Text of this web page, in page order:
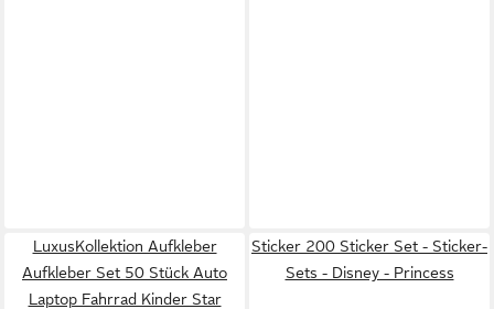
LuxusKollektion Aufkleber
Aufkleber Set 50 Stück Auto
Laptop Fahrrad Kinder Star
Sticker 200 Sticker Set - Sticker-
Sets - Disney - Princess